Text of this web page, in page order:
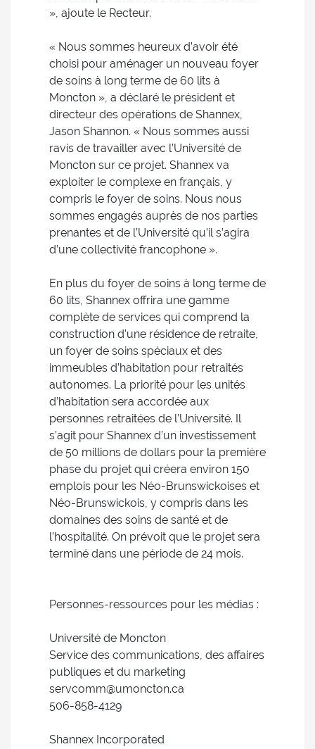
», ajoute le Recteur.
« Nous sommes heureux d’avoir été
choisi pour aménager un nouveau foyer
de soins à long terme de 60 lits à
Moncton », a déclaré le président et
directeur des opérations de Shannex,
Jason Shannon. « Nous sommes aussi
ravis de travailler avec l’Université de
Moncton sur ce projet. Shannex va
exploiter le complexe en français, y
compris le foyer de soins. Nous nous
sommes engagés auprès de nos parties
prenantes et de l’Université qu’il s’agira
d’une collectivité francophone ».
En plus du foyer de soins à long terme de
60 lits, Shannex offrira une gamme
complète de services qui comprend la
construction d’une résidence de retraite,
un foyer de soins spéciaux et des
immeubles d’habitation pour retraités
autonomes. La priorité pour les unités
d’habitation sera accordée aux
personnes retraitées de l’Université. Il
s’agit pour Shannex d’un investissement
de 50 millions de dollars pour la première
phase du projet qui créera environ 150
emplois pour les Néo-Brunswickoises et
Néo-Brunswickois, y compris dans les
domaines des soins de santé et de
l’hospitalité. On prévoit que le projet sera
terminé dans une période de 24 mois.
Personnes-ressources pour les médias :
Université de Moncton
Service des communications, des affaires
publiques et du marketing
servcomm@umoncton.ca
506-858-4129
Shannex Incorporated